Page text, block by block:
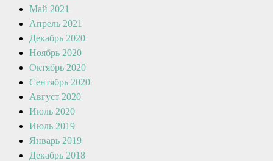
Май 2021
Апрель 2021
Декабрь 2020
Ноябрь 2020
Октябрь 2020
Сентябрь 2020
Август 2020
Июль 2020
Июль 2019
Январь 2019
Декабрь 2018